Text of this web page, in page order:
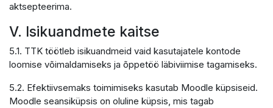
aktsepteerima.
V. Isikuandmete kaitse
5.1. TTK töötleb isikuandmeid vaid kasutajatele kontode
loomise võimaldamiseks ja õppetöö läbiviimise tagamiseks.
5.2. Efektiivsemaks toimimiseks kasutab Moodle küpsiseid.
Moodle seansiküpsis on oluline küpsis, mis tagab